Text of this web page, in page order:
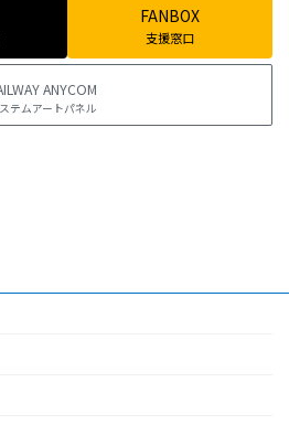
FANBOX
支援窓口
ANYCOM
テムアートパネル